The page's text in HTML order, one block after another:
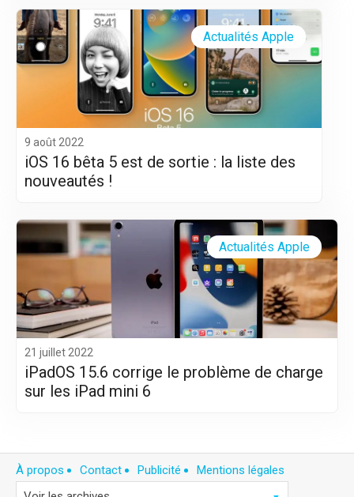
9 août 2022
iOS 16 bêta 5 est de sortie : la liste des
nouveautés !
Actualités Apple
21 juillet 2022
iPadOS 15.6 corrige le problème de charge
sur les iPad mini 6
Actualités Apple
À propos Contact Publicité Mentions légales